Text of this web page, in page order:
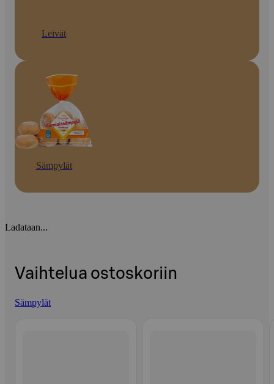
Leivät
Sämpylät
Ladataan...
Vaihtelua ostoskoriin
Sämpylät